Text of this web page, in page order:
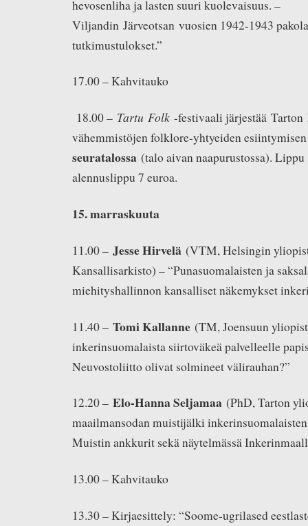
hevosenliha ja lasten suuri kuolevaisuus. –
Viljandin Järveotsan vuosien 1942-1943
tutkimustulokset.”
17.00 – Kahvitauko
18.00 – Tartu Folk -festivaali järjestää Tarton
vähemmistöjen folklore-yhtyeiden
seuratalossa (talo aivan naapurustossa). Lippu
alennuslippu 7 euroa.
15. marraskuuta
11.00 – Jesse Hirvelä (VTM, Helsingin
Kansallisarkisto) – “Punasuomalaisten ja
miehityshallinnon kansalliset näkemykset
11.40 – Tomi Kallanne (TM, Joensuun
inkerinsuomalaista siirtoväkeä palvelleelle
Neuvostoliitto olivat solmineet välirauhan?”
12.20 – Elo-Hanna Seljamaa (PhD, Tarton
maailmansodan muistijälki
Muistin ankkurit sekä näytelmässä
13.00 – Kahvitauko
13.30 – Kirjaesittely: “Soome-ugrilased